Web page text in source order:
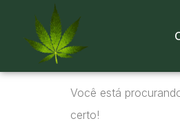
Você está
certo!